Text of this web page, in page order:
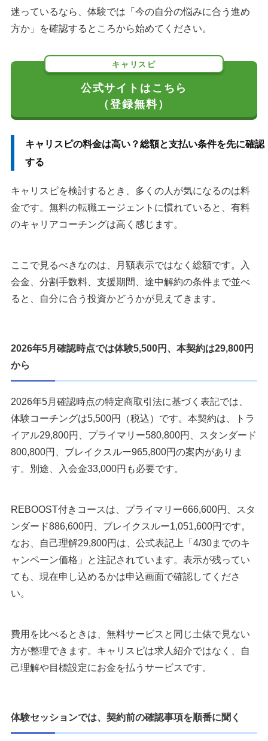
迷っているなら、体験では「今の自分の悩みに合う進め
方か」を確認するところから始めてください。
キャリスピ
公式サイトはこちら
（登録無料）
キャリスピの料金は高い？総額と支払い条件を先に確認
する
キャリスピを検討するとき、多くの人が気になるのは料
金です。無料の転職エージェントに慣れていると、有料
のキャリアコーチングは高く感じます。
ここで見るべきなのは、月額表示ではなく総額です。入
会金、分割手数料、支援期間、途中解約の条件まで並べ
ると、自分に合う投資かどうかが見えてきます。
2026年5月確認時点では体験5,500円、本契約は29,800円
から
2026年5月確認時点の特定商取引法に基づく表記では、
体験コーチングは5,500円（税込）です。本契約は、トラ
イアル29,800円、プライマリー580,800円、スタンダード
800,800円、ブレイクスルー965,800円の案内がありま
す。別途、入会金33,000円も必要です。
REBOOST付きコースは、プライマリー666,600円、スタ
ンダード886,600円、ブレイクスルー1,051,600円です。
なお、自己理解29,800円は、公式表記上「4/30までのキ
ャンペーン価格」と注記されています。表示が残ってい
ても、現在申し込めるかは申込画面で確認してくださ
い。
費用を比べるときは、無料サービスと同じ土俵で見ない
方が整理できます。キャリスピは求人紹介ではなく、自
己理解や目標設定にお金を払うサービスです。
体験セッションでは、契約前の確認事項を順番に聞く